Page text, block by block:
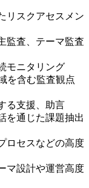
リスクアセスメン
監査、テーマ監査
モニタリング
を含む監査観点
る支援、助言
を通じた課題抽出
ロセスなどの高度
マ設計や運営高度